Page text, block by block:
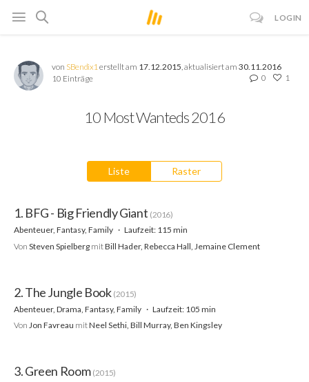
LOGIN
von SBendix1 erstellt am 17.12.2015 , aktualisiert am30.11.2016
10 Einträge
0 1
10 Most Wanteds 2016
Liste Raster
1. BFG - Big Friendly Giant (2016)
Abenteuer, Fantasy, Family
Laufzeit: 115 min
Von Steven Spielberg mitBill Hader, Rebecca Hall, Jemaine Clement
2. The Jungle Book (2015)
Abenteuer, Drama, Fantasy, Family
Laufzeit: 105 min
Von Jon Favreau mitNeel Sethi, Bill Murray, Ben Kingsley
3. Green Room (2015)